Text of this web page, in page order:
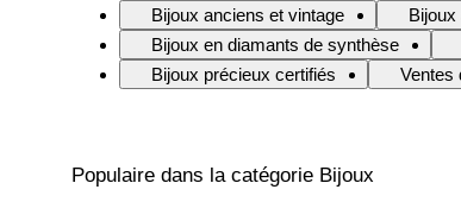
Bijoux anciens et vintage Bijoux
Bijoux en diamants de synthèse
Bijoux précieux certifiés
Ventes
Populaire dans la catégorie Bijoux